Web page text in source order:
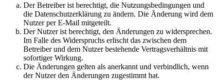
Der Betreiber ist berechtigt, die Nutzungsbedingungen und
die Datenschutzerklärung zu ändern. Die Änderung wird dem
Nutzer per E-Mail mitgeteilt.
Der Nutzer ist berechtigt, den Änderungen zu widersprechen.
Im Falle des Widerspruchs erlischt das zwischen dem
Betreiber und dem Nutzer bestehende Vertragsverhältnis mit
sofortiger Wirkung.
Die Änderungen gelten als anerkannt und verbindlich, wenn
der Nutzer den Änderungen zugestimmt hat.